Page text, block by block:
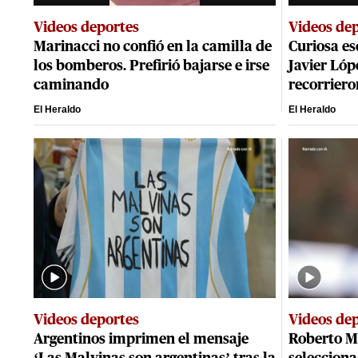
Videos deportes
Marinacci no confió en la camilla de
los bomberos. Prefirió bajarse e irse
caminando
El Heraldo
Videos
Curiosa
Javier
El Heraldo
Videos deportes
Argentinos imprimen el mensaje
Videos
Roberto